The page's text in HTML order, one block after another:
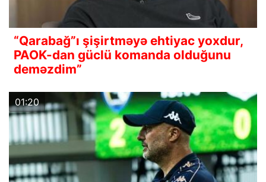
“Qarabağ”ı şişirtməyə ehtiyac yoxdur,
PAOK-dan güclü komanda olduğunu
deməzdim”
01:20